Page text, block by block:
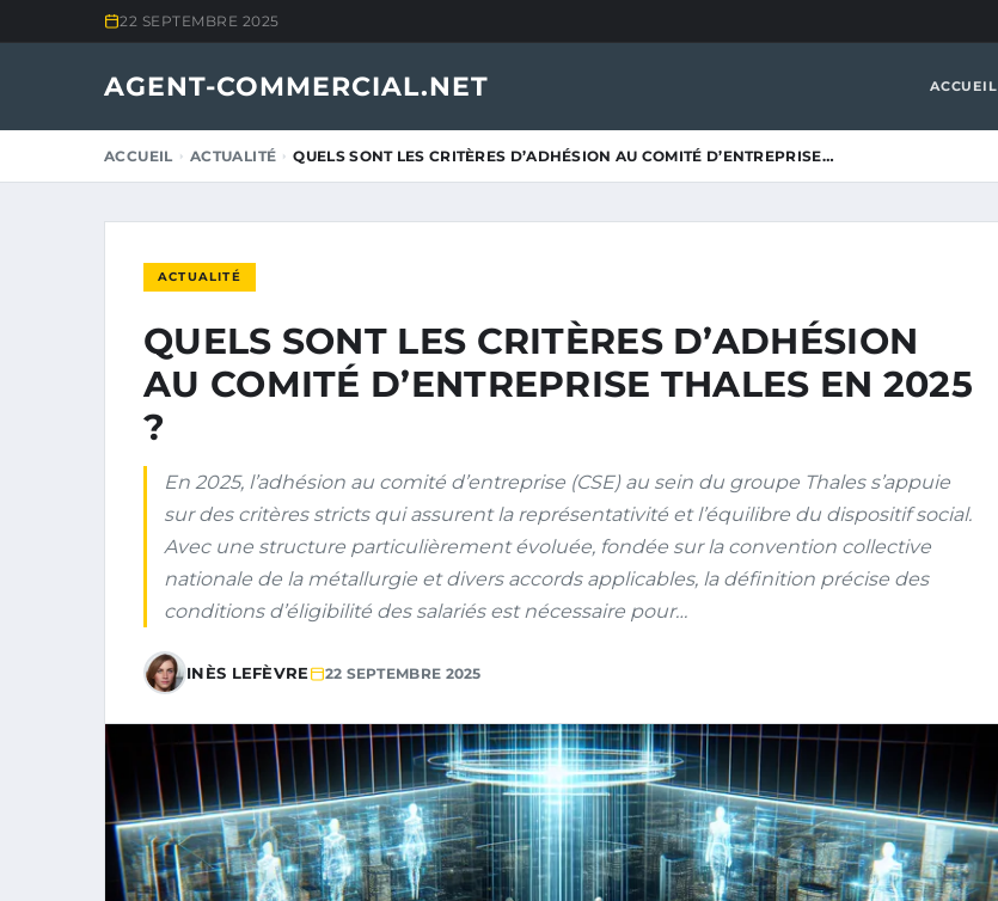
22 SEPTEMBRE 2025
AGENT-COMMERCIAL.NET ACCUEIL
ACCUEIL ACTUALITÉ QUELS SONT LES CRITÈRES D’ADHÉSION AU COMITÉ D’ENTREPRISE…
ACTUALITÉ
QUELS SONT LES CRITÈRES D’ADHÉSION
AU COMITÉ D’ENTREPRISE THALES EN 2025
?
En 2025, l’adhésion au comité d’entreprise (CSE) au sein du groupe Thales s’appuie
sur des critères stricts qui assurent la représentativité et l’équilibre du dispositif social.
Avec une structure particulièrement évoluée, fondée sur la convention collective
nationale de la métallurgie et divers accords applicables, la définition précise des
conditions d’éligibilité des salariés est nécessaire pour…
INÈS LEFÈVRE 22 SEPTEMBRE 2025